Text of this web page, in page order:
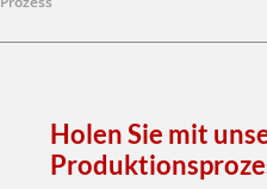
Holen Sie mit